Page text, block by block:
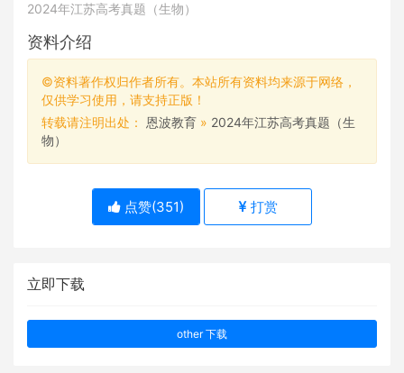
2024年江苏高考真题（生物）
资料介绍
©资料著作权归作者所有。本站所有资料均来源于网络，
仅供学习使用，请支持正版！
转载请注明出处： 恩波教育 » 2024年江苏高考真题（生
物）
点赞(351) 打赏
立即下载
other 下载